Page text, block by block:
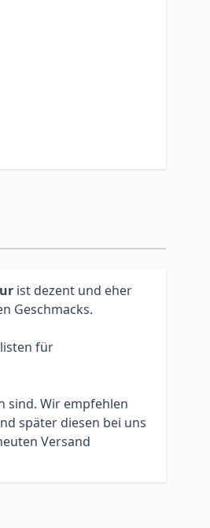
ist dezent und eher
Geschmacks.
für
sind. Wir empfehlen
später diesen bei uns
Versand